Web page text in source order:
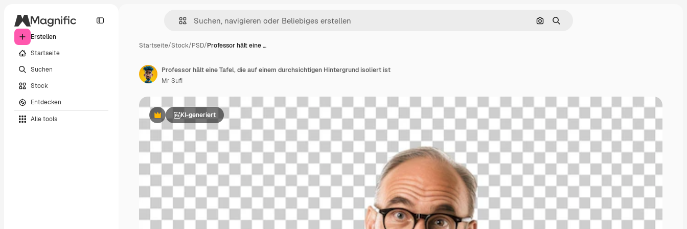
Erstellen
Startseite
Suchen
Stock
Entdecken
Alle tools
Nach Bild suchen
Suchen
Startseite/Stock/PSD/Professor hält eine …
PremiumKI-generiert
Professor hält eine Tafel, die auf einem durchsichtigen Hintergrund isoliert ist
Mr Sufi